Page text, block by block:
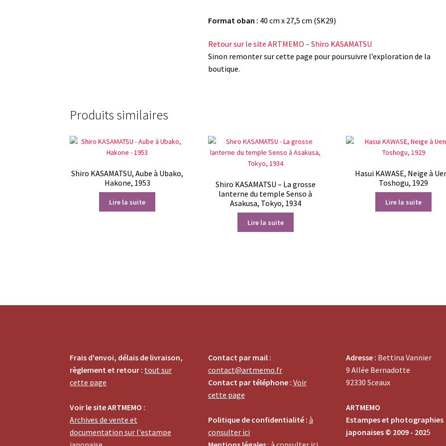
Format oban : 40 cm x 27,5 cm (SK29)
Retour sur le site ARTMEMO – Shiro KASAMATSU
Sinon remonter sur cette page pour poursuivre l’exploration de la
boutique.
Produits similaires
Shiro KASAMATSU, Aube à Ubako,
Hakone, 1953
Lire la suite
Shiro KASAMATSU – La grosse
lanterne du temple Senso à
Asakusa, Tokyo, 1934
Lire la suite
Hasui KAWASE, Neige à
Toshogu, 1929
Lire la suite
Frais d'envoi, délais de livraison,
règlement et retour : tout sur
cette page
Voir le site ARTMEMO :
Archives de vente et
documentation sur l'estampe
Contact par mail :
contact@artmemo.fr
Contact par téléphone : Voir
cette page
Politique de confidentialité : à
consulter ici
Adresse : Bettina Vannier
9 Allée Bernadotte
92330 Sceaux
ARTMEMO
Estampes et photographies
japonaises © 2009 - 2025